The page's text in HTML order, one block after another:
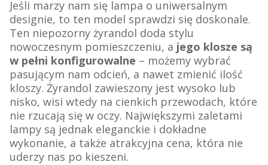
Jeśli marzy nam się lampa o uniwersalnym
designie, to ten model sprawdzi się doskonale.
Ten niepozorny żyrandol doda stylu
nowoczesnym pomieszczeniu, a jego klosze są
w pełni konfigurowalne – możemy wybrać
pasującym nam odcień, a nawet zmienić ilość
kloszy. Żyrandol zawieszony jest wysoko lub
nisko, wisi wtedy na cienkich przewodach, które
nie rzucają się w oczy. Największymi zaletami
lampy są jednak eleganckie i dokładne
wykonanie, a także atrakcyjna cena, która nie
uderzy nas po kieszeni.